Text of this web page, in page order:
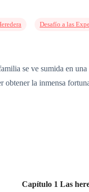
Desafío a las
se ve sumida en
la inmensa
Capítulo 1 Las